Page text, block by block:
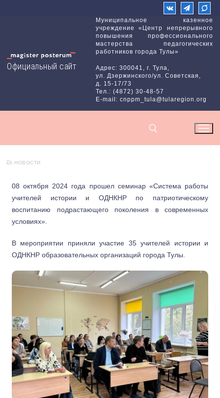
Официальный сайт
Муниципальное казенное
учреждение «Центр непрерывного
повышения профессионального
мастерства педагогических
работников города Тулы»
Адрес: 300041, г. Тула,
ул. Дзержинского/ул. Советская,
д. 15-17/73
Тел.: (4872) 30-48-57
E-mail: cnppm_tula@tularegion.org
НОВОСТИ
08 октября 2024 года прошел семинар «Система работы
учителей истории и ОДНКНР по патриотическому
воспитанию подрастающего поколения в современных
условиях».
В мероприятии приняли участие 35 учителей истории и
ОДНКНР образовательных организаций города Тулы.